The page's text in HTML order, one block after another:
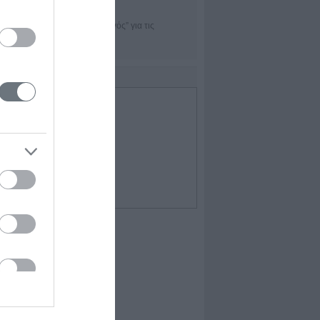
Η εφαρμογή “πλοηγός” για τις